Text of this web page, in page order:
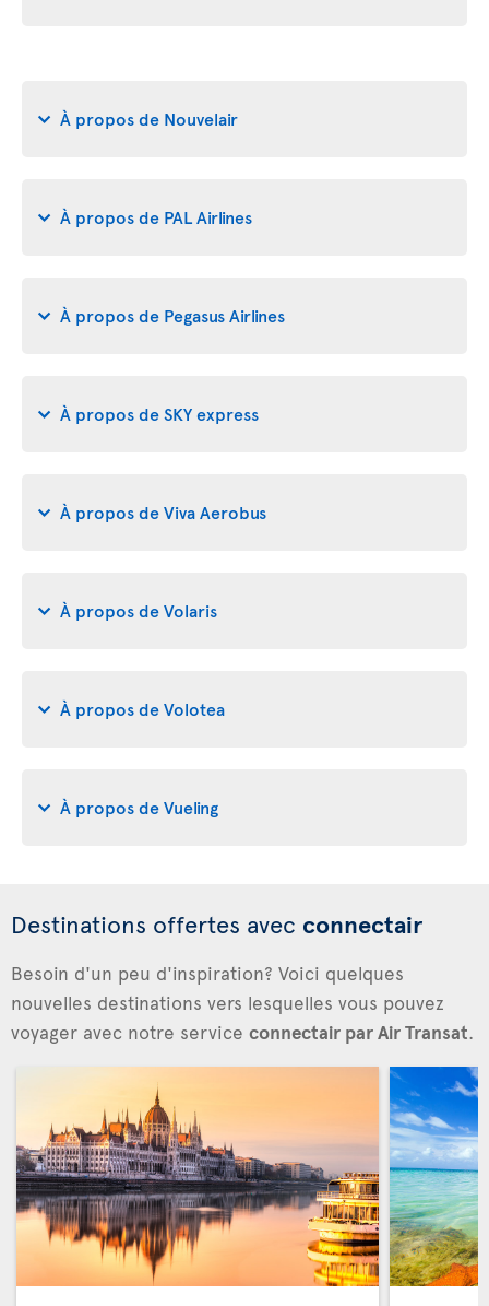
À propos de Nouvelair
À propos de PAL Airlines
À propos de Pegasus Airlines
À propos de SKY express
À propos de Viva Aerobus
À propos de Volaris
À propos de Volotea
À propos de Vueling
Destinations offertes avec connectair
Besoin d'un peu d'inspiration? Voici quelques
nouvelles destinations vers lesquelles vous pouvez
voyager avec notre service connectair par Air Transat.